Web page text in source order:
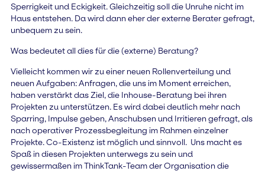
Sperrigkeit und Eckigkeit. Gleichzeitig soll die Unruhe nicht im
Haus entstehen. Da wird dann eher der externe Berater gefragt,
unbequem zu sein.
Was bedeutet all dies für die (externe) Beratung?
Vielleicht kommen wir zu einer neuen Rollenverteilung und
neuen Aufgaben: Anfragen, die uns im Moment erreichen,
haben verstärkt das Ziel, die Inhouse-Beratung bei ihren
Projekten zu unterstützen. Es wird dabei deutlich mehr nach
Sparring, Impulse geben, Anschubsen und Irritieren gefragt, als
nach operativer Prozessbegleitung im Rahmen einzelner
Projekte. Co-Existenz ist möglich und sinnvoll. Uns macht es
Spaß in diesen Projekten unterwegs zu sein und
gewissermaßen im ThinkTank-Team der Organisation die